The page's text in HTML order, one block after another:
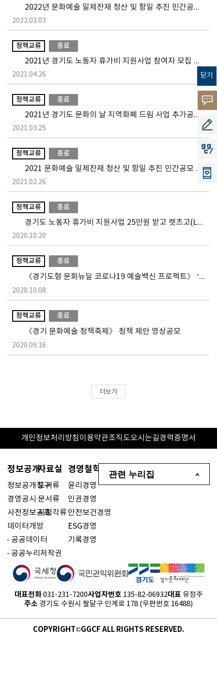
닫기
고객의
소리
공모
지지
2022년 문화예술 일제잔재 청산 및 항일 추진 민간공모 지원사업 1차 공모 안내
2022.03.03
정책교류 종료
2021년 경기도 노동자 휴가비 지원사업 참여자 모집 공고
2021.04.26
정책교류 종료
2021년 경기도 문화의 날 지역화폐 드림 사업 추가공모 공고(변경)
2021.03.25
정책교류 종료
2021.02.26
정책교류 종료
경기도 노동자 휴가비 지원사업 25만원 받고 렛츠고(Let’ go) 체험수기 공모전
2020.10.20
정책교류 종료
《경기도형 문화뉴딜 코로나19 예술백신 프로젝트》 ‘진심대면 – 한 사람을 위한 예술’
2020.10.08
정책교류 종료
《경기 문화예술 정책축제》 정책 제안 영상공모
2020.09.16
더보기
개인정보처리방침이용약관조직도오시는길경력증명서
대표전화 031-231-7200사업자번호 135-82-06932대표 유정주
주소 경기도 수원시 팔달구 인계로 178 (우편번호 16488)
정보공개
정보공개청구
경영공시
사전정보공표
데이터개방
공공데이터
공공누리저작권
자료실
도서류
문서류
시청각류
경영철학
윤리경영
인권경영
안전보건경영
ESG경영
기록경영
관련 누리집
COPYRIGHT©GGCF ALL RIGHTS RESERVED.